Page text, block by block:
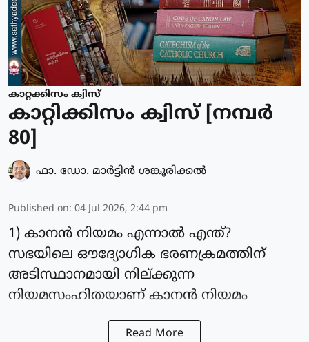
കാറ്റക്കിസം ക്വിസ്
കാറ്റിക്കിസം ക്വിസ് [നമ്പര്‍
80]
ഫാ. ഡോ. മാര്‍ട്ടിന്‍ ശങ്കൂരിക്കല്‍
Published on: 04 Jul 2026, 2:44 pm
1) കാനൻ നിയമം എന്നാൽ എന്ത്?
സഭയിലെ ഔദ്യോഗിക ഭരണക്രമത്തിന്
അടിസ്ഥാനമായി നില്ക്കുന്ന
നിയമസംഹിതയാണ് കാനൻ നിയമം
Read More